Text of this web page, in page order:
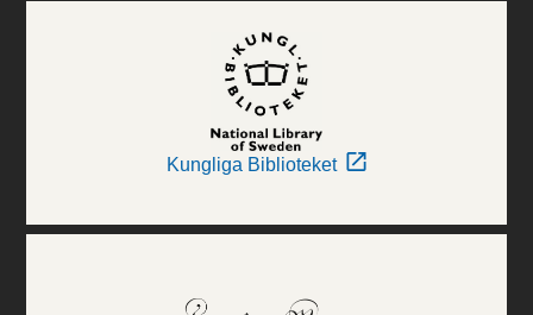
Kungliga Biblioteket